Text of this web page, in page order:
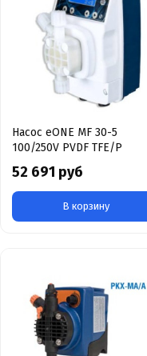
Насос eONE MF 30-5
100/250V PVDF TFE/P
52 691 руб
В корзину